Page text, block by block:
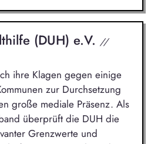
(DUH) e.V. //
ihre Klagen gegen einige
zur Durchsetzung
große mediale Präsenz. Als
überprüft die DUH die
Grenzwerte und